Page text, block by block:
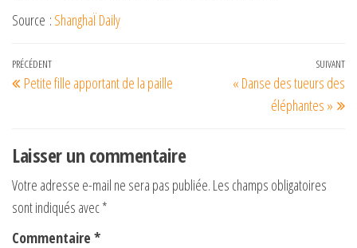
Source : ShanghaÏ Daily
Navigation
de
Article
précédent
PRÉCÉDENT
Petite fille apportant de la paille
SUIVANT
« Danse des tueurs des
éléphantes »
Laisser un commentaire
Votre adresse e-mail ne sera pas publiée. Les champs obligatoires
sont indiqués avec*
Commentaire *